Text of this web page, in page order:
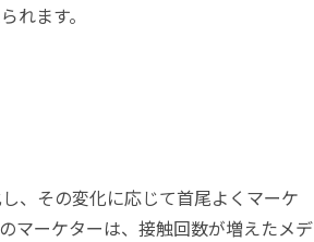
れます。
、その変化に応じて首尾よくマーケ
マーケターは、接触回数が増えたメデ